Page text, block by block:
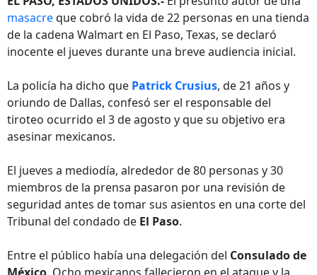
masacreque cobró la vida de 22 personas en una tienda
de la cadena Walmart en El Paso, Texas, se declaró
inocente el jueves durante una breve audiencia inicial.
La policía ha dicho que Patrick Crusius, de 21 años y
oriundo de Dallas, confesó ser el responsable del
tiroteo ocurrido el 3 de agosto y que su objetivo era
asesinar mexicanos.
El jueves a mediodía, alrededor de 80 personas y 30
miembros de la prensa pasaron por una revisión de
seguridad antes de tomar sus asientos en una corte del
Tribunal del condado de El Paso.
Entre el público había una delegación del Consulado de